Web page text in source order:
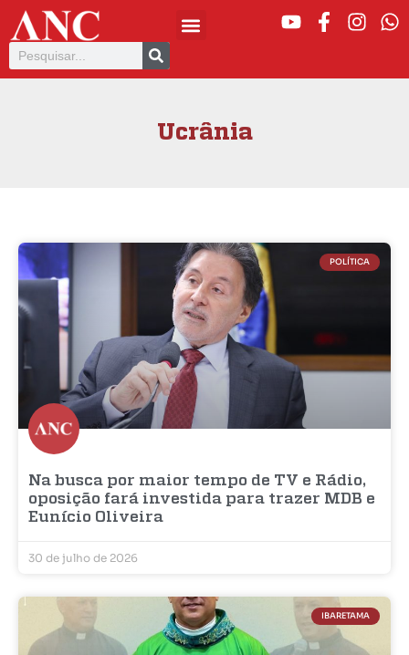
Ucrânia
POLÍTICA
Na busca por maior tempo de TV e Rádio,
oposição fará investida para trazer MDB e
Eunício Oliveira
30 de julho de 2026
IBARETAMA